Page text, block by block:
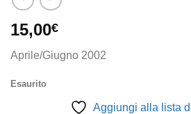
15,00€
Aprile/Giugno 2002
Esaurito
Aggiungi alla lista